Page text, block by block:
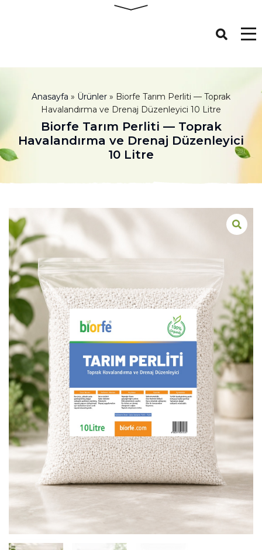
Anasayfa » Ürünler » Biorfe Tarım Perliti — Toprak
Havalandırma ve Drenaj Düzenleyici 10 Litre
Biorfe Tarım Perliti — Toprak
Havalandırma ve Drenaj Düzenleyici
10 Litre